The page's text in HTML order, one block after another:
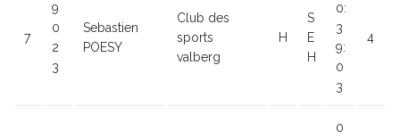
7
9
0
2
3
Sebastien
POESY
Club des
sports
valberg
H
S
E
H
0:
3
9:
0
3
4
0